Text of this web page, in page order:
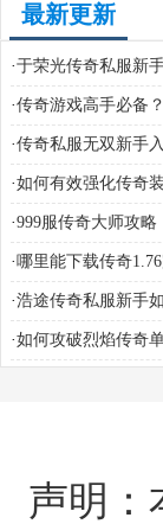
最新更新
·于荣光传奇私服新
你秒变老司机
·传奇游戏高手必备
·传奇私服无双新手
解答
·如何有效强化传奇
·999服传奇大师攻
·哪里能下载传奇
·浩途传奇私服新手
的进阶之路全解析
·如何攻破烈焰传奇
声明：